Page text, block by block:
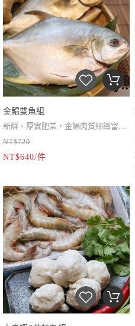
金鯧雙魚組
新鮮、厚實肥美，金鯧肉質細緻富營
養，2尾組合最划算
NT$720
NT$640/件